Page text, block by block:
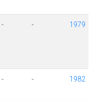
- - 1979
- - 1982